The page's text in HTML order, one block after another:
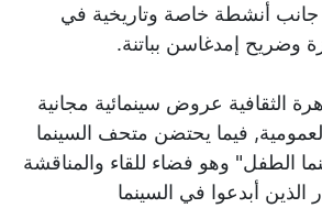
جانب أنشطة خاصة وتاريخية في
وضريح إمدغاسن بباتنة.
الثقافية عروض سينمائية مجانية
فيما يحتضن متحف السينما
"7 أيام سينما الطفل" وهو فضاء للقاء والمناقشة
الذين أبدعوا في السينما